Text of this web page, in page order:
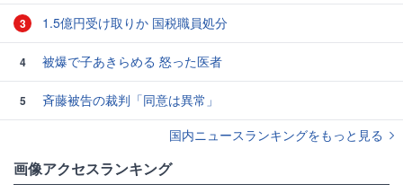
3 1.5億円受け取りか 国税職員処分
4 被爆で子あきらめる 怒った医者
5
斉藤被告の裁判「同意は異常」
国内ニュースランキングをもっと見る
画像アクセスランキング